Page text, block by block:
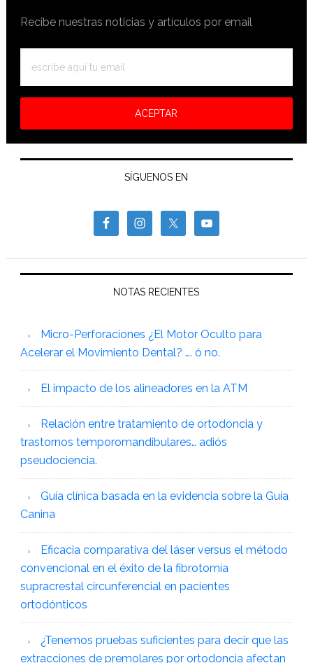
Recibe nuestras noticias y artículos por email
SÍGUENOS EN
NOTAS RECIENTES
Micro-Perforaciones ¿El Motor Oculto para
Acelerar el Movimiento Dental? …. ó no.
El impacto de los alineadores en la ATM
Relación entre tratamiento de ortodoncia y
trastornos temporomandibulares… adiós
pseudociencia.
Guía clínica basada en la evidencia sobre la Guía
Canina
Eficacia comparativa del láser versus el método
convencional en el éxito de la fibrotomía
supracrestal circunferencial en pacientes
ortodónticos
¿Tenemos pruebas suficientes para decir que las
extracciones de premolares por ortodoncia afectan